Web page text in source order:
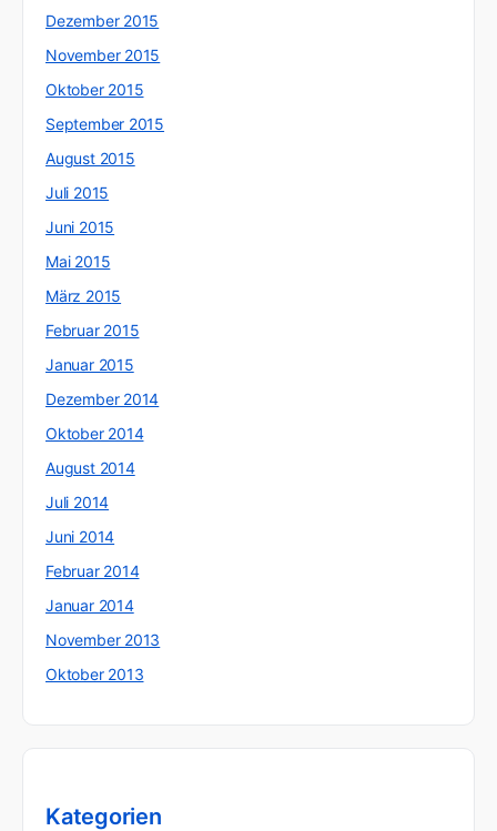
Dezember 2015
November 2015
Oktober 2015
September 2015
August 2015
Juli 2015
Juni 2015
Mai 2015
März 2015
Februar 2015
Januar 2015
Dezember 2014
Oktober 2014
August 2014
Juli 2014
Juni 2014
Februar 2014
Januar 2014
November 2013
Oktober 2013
Kategorien